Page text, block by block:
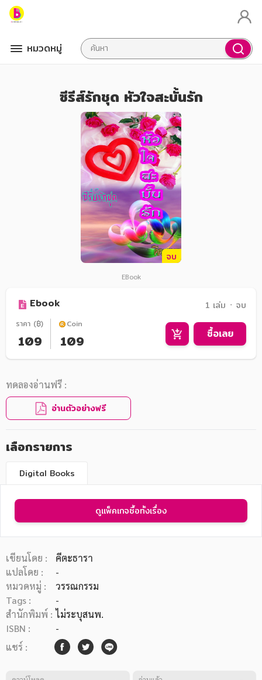
หมวดหมู่
หมวดหมู่หนังสือ
หมวดหมู่ยอดนิยม
ซีรีส์รักชุด หัวใจสะบั้นรัก
จบ
EBook
Ebook 1 เล่ม ᛫ จบ
ราคา (฿)
109
Coin
109 ซื้อเลย
ทดลองอ่านฟรี :
อ่านตัวอย่างฟรี
เลือกรายการ
Digital Books
ดูแพ็คเกจซื้อทั้งเรื่อง
เขียนโดย :
คีตะธารา
แปลโดย :
-
หมวดหมู่ :
วรรณกรรม
Tags :
-
สำนักพิมพ์ : ไม่ระบุสนพ.
ISBN :
-
แชร์ :